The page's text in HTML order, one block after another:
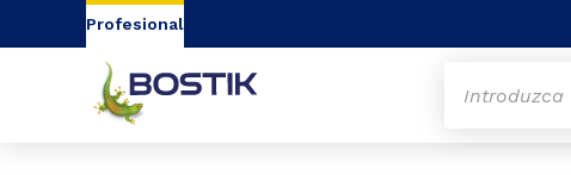
Go to content Go to navigation
Profesional